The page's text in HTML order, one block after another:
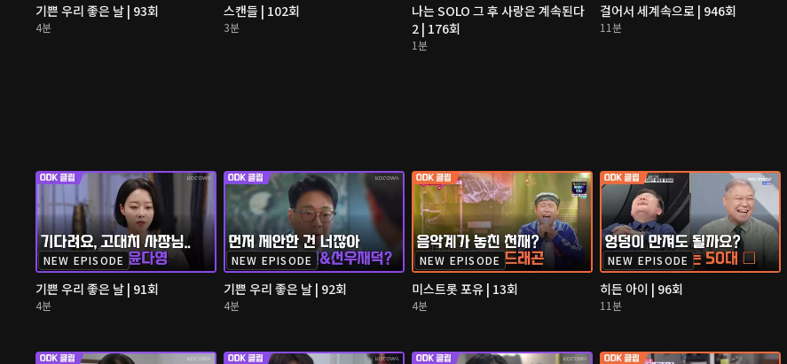
기쁜 우리 좋은 날 | 93회
4분
스캔들 | 102회
3분
나는 SOLO 그 후 사랑은 계속된다
2 | 176회
1분
걸어서 세계속으로 | 946회
11분
NEW EPISODE
기쁜 우리 좋은 날 | 91회
4분
NEW EPISODE
기쁜 우리 좋은 날 | 92회
4분
NEW EPISODE
미스트롯 포유 | 13회
4분
NEW EPISODE
히든 아이 | 96회
11분